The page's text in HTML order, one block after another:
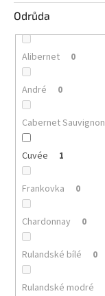
vína
Značky
Odrůda
Alibernet 0
André 0
Cabernet Sauvignon
Cuvée 1
Frankovka 0
Chardonnay 0
Rulandské bílé 0
Rulandské modré